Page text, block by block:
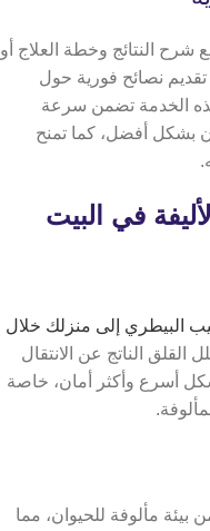
النتائج وخطة العلاج أو
نصائح فورية حول
هذه الخدمة تضمن سرعة
بشكل أفضل، كما تمنح
في البيت
البيطري إلى منزلك خلال
القلق الناتج عن الانتقال
أسرع وأكثر أمان، خاصة
بيئة مألوفة للحيوان، مما